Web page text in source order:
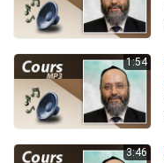
1:54
3:46